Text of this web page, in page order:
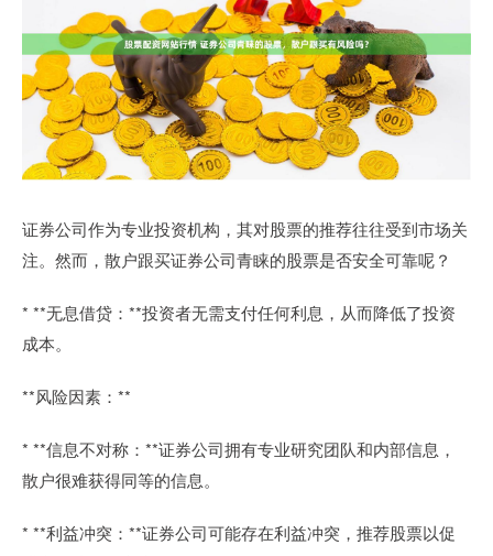
证券公司作为专业投资机构，其对股票的推荐往往受到市场关
注。然而，散户跟买证券公司青睐的股票是否安全可靠呢？
* **无息借贷：**投资者无需支付任何利息，从而降低了投资
成本。
**风险因素：**
* **信息不对称：**证券公司拥有专业研究团队和内部信息，
散户很难获得同等的信息。
* **利益冲突：**证券公司可能存在利益冲突，推荐股票以促